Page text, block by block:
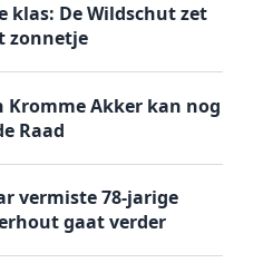
klas: De Wildschut zet
zonnetje
Kromme Akker kan nog
Raad
vermiste 78-jarige
gaat verder